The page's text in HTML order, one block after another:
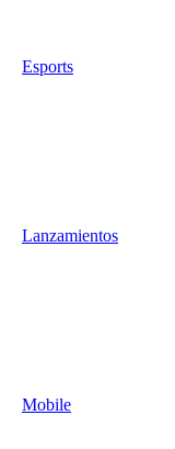
Esports
Lanzamientos
Mobile